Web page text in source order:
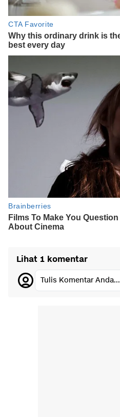
Lihat 1 komentar
Tulis Komentar Anda...